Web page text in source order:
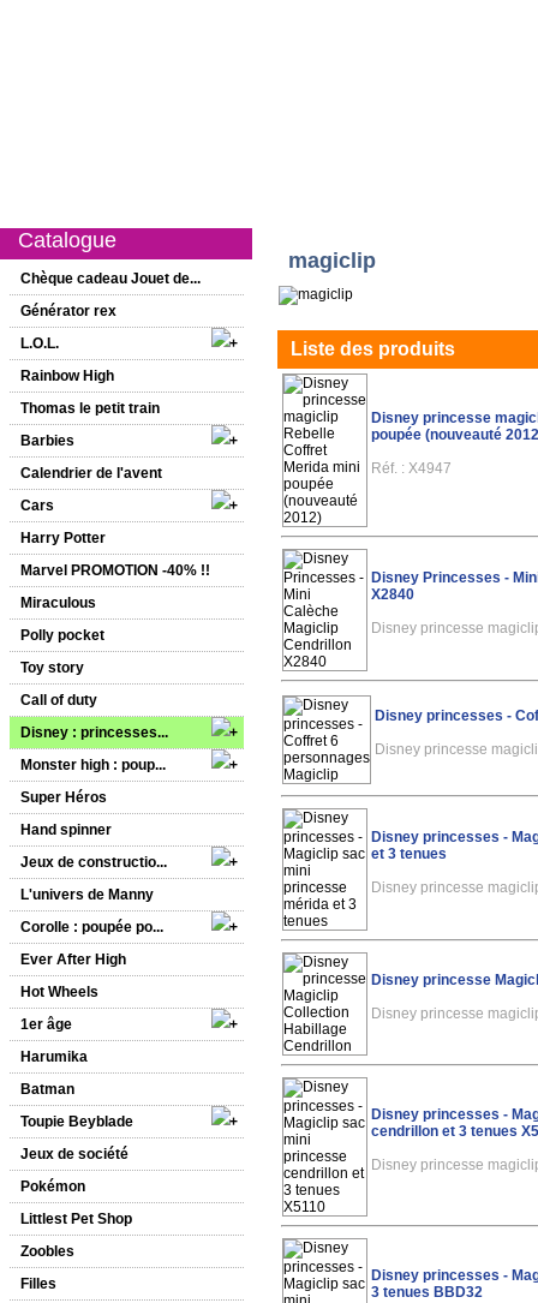
Catalogue
Chèque cadeau Jouet de...
Générator rex
L.O.L.
Rainbow High
Thomas le petit train
Barbies
Calendrier de l'avent
Cars
Harry Potter
Marvel PROMOTION -40% !!
Miraculous
Polly pocket
Toy story
Call of duty
Disney : princesses...
Monster high : poup...
Super Héros
Hand spinner
Jeux de constructio...
L'univers de Manny
Corolle : poupée po...
Ever After High
Hot Wheels
1er âge
Harumika
Batman
Toupie Beyblade
Jeux de société
Pokémon
Littlest Pet Shop
Zoobles
Filles
magiclip
Liste des produits
Disney princesse
poupée (nouveauté
Réf. : X4947
Disney Princesses -
X2840
Disney princesse
Disney princesses -
Disney princesse
Disney princesses -
et 3 tenues
Disney princesse
Disney princesse
Disney princesse
Disney princesses -
cendrillon et 3 tenues
Disney princesse
Disney princesses -
3 tenues BBD32